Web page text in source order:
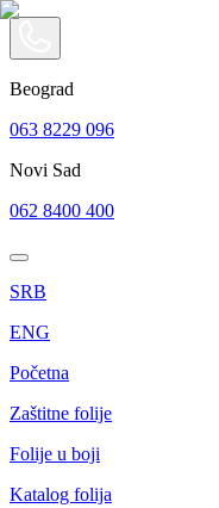
Beograd
063 8229 096
Novi Sad
062 8400 400
SRB
ENG
Početna
Zaštitne folije
Folije u boji
Katalog folija